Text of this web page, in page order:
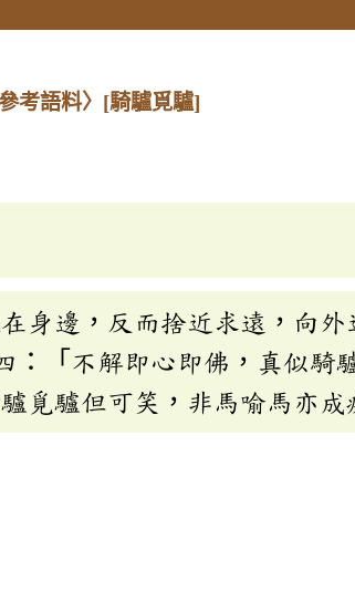
考語料〉 [騎驢覓驢]
身邊，反而捨近求遠，向
：「不解即心即佛，真似騎
覓驢但可笑，非馬喻馬亦成